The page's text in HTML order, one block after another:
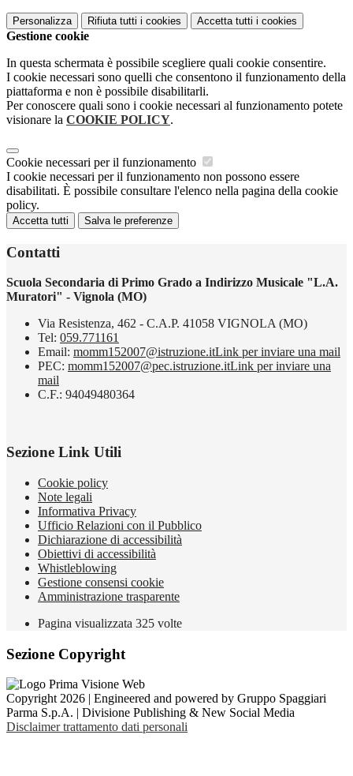
Personalizza Rifiuta tutti i cookies Accetta tutti i cookies
Gestione cookie
In questa schermata è possibile scegliere quali cookie consentire.
I cookie necessari sono quelli che consentono il funzionamento della
piattaforma e non è possibile disabilitarli.
Per conoscere quali sono i cookie necessari al funzionamento potete
visionare la COOKIE POLICY.
Cookie necessari per il funzionamento
I cookie necessari per il funzionamento non possono essere
disabilitati. È possibile consultare l'elenco nella pagina della cookie
policy.
Accetta tutti Salva le preferenze
Contatti
Scuola Secondaria di Primo Grado a Indirizzo Musicale "L.A.
Muratori" - Vignola (MO)
Via Resistenza, 462 - C.A.P. 41058 VIGNOLA (MO)
Tel: 059.771161
Email: momm152007@istruzione.itLink per inviare una mail
PEC: momm152007@pec.istruzione.itLink per inviare una
mail
C.F.: 94049480364
Sezione Link Utili
Cookie policy
Note legali
Informativa Privacy
Ufficio Relazioni con il Pubblico
Dichiarazione di accessibilità
Obiettivi di accessibilità
Whistleblowing
Gestione consensi cookie
Amministrazione trasparente
Pagina visualizzata 325 volte
Sezione Copyright
Copyright 2026 | Engineered and powered by Gruppo Spaggiari
Parma S.p.A. | Divisione Publishing & New Social Media
Disclaimer trattamento dati personali